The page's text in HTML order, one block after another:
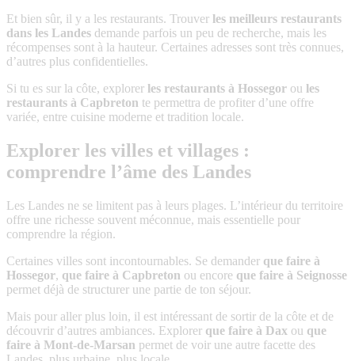
Et bien sûr, il y a les restaurants. Trouver les meilleurs restaurants
dans les Landes demande parfois un peu de recherche, mais les
récompenses sont à la hauteur. Certaines adresses sont très connues,
d’autres plus confidentielles.
Si tu es sur la côte, explorer les restaurants à Hossegor ou les
restaurants à Capbreton te permettra de profiter d’une offre
variée, entre cuisine moderne et tradition locale.
Explorer les villes et villages :
comprendre l’âme des Landes
Les Landes ne se limitent pas à leurs plages. L’intérieur du territoire
offre une richesse souvent méconnue, mais essentielle pour
comprendre la région.
Certaines villes sont incontournables. Se demander que faire à
Hossegor, que faire à Capbreton ou encore que faire à Seignosse
permet déjà de structurer une partie de ton séjour.
Mais pour aller plus loin, il est intéressant de sortir de la côte et de
découvrir d’autres ambiances. Explorer que faire à Dax ou que
faire à Mont-de-Marsan permet de voir une autre facette des